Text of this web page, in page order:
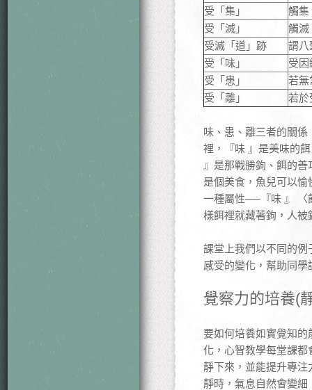
受「集」
觸集
受「滅」
觸滅
受滅「道」跡
謂八
受「味」
受因
受「患」
若無
受「離」
若於
味、患、離三者的關
裡，『味 』是美味的
』是那戰勝鉤、餌的
是個美食，魚兒可以
一種屬性──『味 』 〈
樣餌裡就藏著鉤，人
課堂上我們以不同的
感受的變化，幫助同
覺察力的培養(
要如何培養如實覺知
化，心智教學每堂課
靜下來，並能提升專
靜時，氣息自然會變